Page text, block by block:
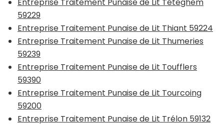
59229
Entreprise Traitement Punaise de Lit Thiant 59224
Entreprise Traitement Punaise de Lit Thumeries
59239
Entreprise Traitement Punaise de Lit Toufflers
59390
Entreprise Traitement Punaise de Lit Tourcoing
59200
Entreprise Traitement Punaise de Lit Trélon 59132